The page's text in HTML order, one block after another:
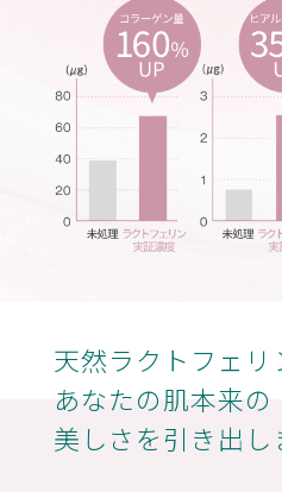
天然ラクトフェリ
あなたの肌本来の
美しさを引き出し